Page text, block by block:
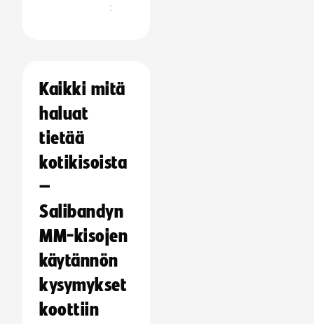
:
Kaikki mitä
haluat
tietää
kotikisoista
–
Salibandyn
MM-kisojen
käytännön
kysymykset
koottiin